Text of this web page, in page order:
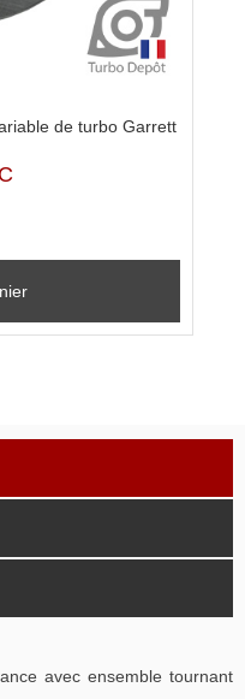
de turbo Garrett
avec ensemble tournant